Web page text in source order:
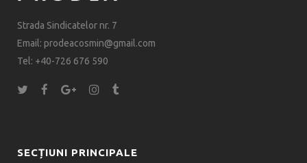
Strada Sindicatelor nr. 7
Email: prodeacosmin@gmail.com
Tel: +40-726 676 590
SECȚIUNI PRINCIPALE